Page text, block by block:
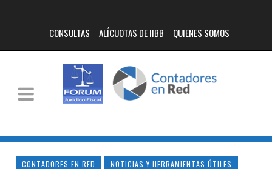
CONSULTAS ALÍCUOTAS DE IIBB QUIENES SOMOS
CONTADORES EN RED NOTICIAS Y HERRAMIENTAS ÚTILES